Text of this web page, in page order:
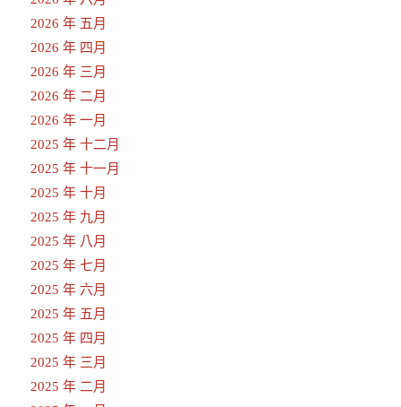
2026 年 五月
2026 年 四月
2026 年 三月
2026 年 二月
2026 年 一月
2025 年 十二月
2025 年 十一月
2025 年 十月
2025 年 九月
2025 年 八月
2025 年 七月
2025 年 六月
2025 年 五月
2025 年 四月
2025 年 三月
2025 年 二月